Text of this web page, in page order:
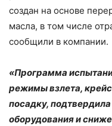
создан на основе
масла, в том числе
сообщили в компании.
«Программа
режимы взлета,
посадку,
оборудования и